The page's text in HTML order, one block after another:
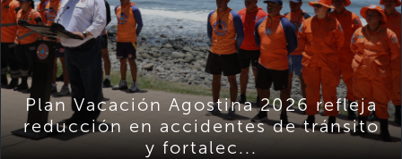
Plan Vacación Agostina 2026 refleja
reducción en accidentes de tránsito
y fortalec...